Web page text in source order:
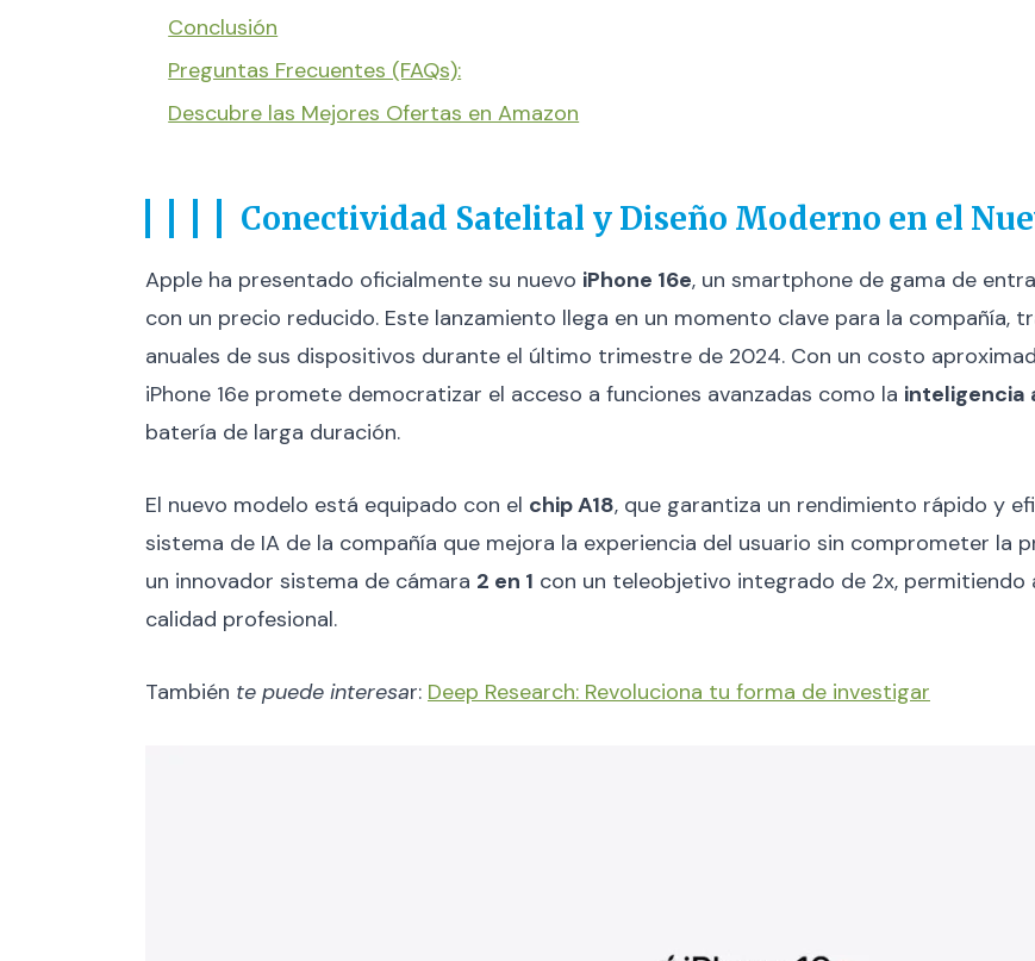
Conclusión
Preguntas Frecuentes (FAQs):
Descubre las Mejores Ofertas en Amazon
Conectividad Satelital y Diseño Moderno en el
Apple ha presentado oficialmente su nuevo iPhone 16e, un smartphone de gama de
con un precio reducido. Este lanzamiento llega en un momento clave para la compañía,
anuales de sus dispositivos durante el último trimestre de 2024. Con un costo
iPhone 16e promete democratizar el acceso a funciones avanzadas como la inteligencia
batería de larga duración.
El nuevo modelo está equipado con el chip A18, que garantiza un rendimiento rápido y
sistema de IA de la compañía que mejora la experiencia del usuario sin comprometer la
un innovador sistema de cámara 2 en 1 con un teleobjetivo integrado de 2x,
calidad profesional.
También te puede interesar: Deep Research: Revoluciona tu forma de investigar